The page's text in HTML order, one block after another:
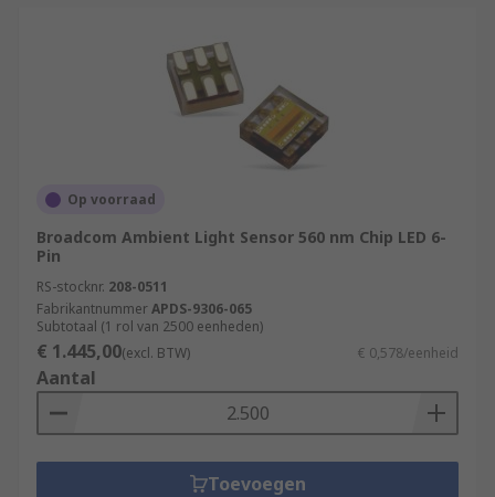
Op voorraad
Broadcom Ambient Light Sensor 560 nm Chip LED 6-
Pin
RS-stocknr. 208-0511
FabrikantnummerAPDS-9306-065
Subtotaal (1 rol van 2500 eenheden)
€ 1.445,00(excl. BTW) € 0,578/eenheid
Aantal
Toevoegen